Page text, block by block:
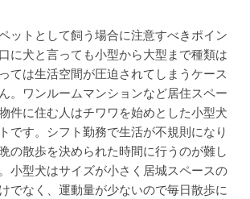
ットとして飼う場合に注意すべきポイン
に犬と言っても小型から大型まで種類は
ては生活空間が圧迫されてしまうケース
。ワンルームマンションなど居住スペー
件に住む人はチワワを始めとした小型犬
です。シフト勤務で生活が不規則になり
の散歩を決められた時間に行うのが難し
小型犬はサイズが小さく居城スペースの
でなく、運動量が少ないので毎日散歩に